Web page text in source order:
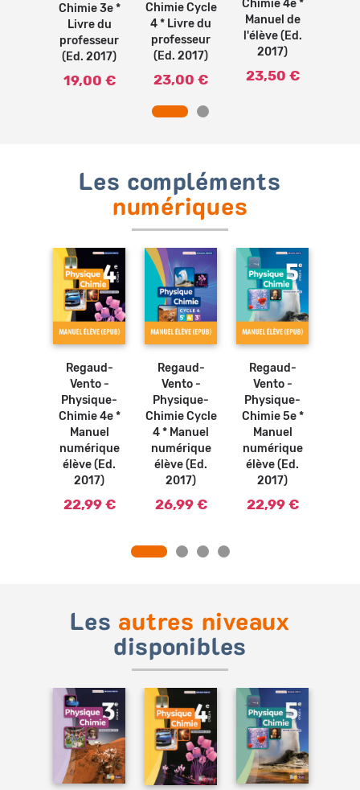
Chimie 3e *
Livre du
professeur
(Ed. 2017)
19,00 €
Chimie Cycle
4 * Livre du
professeur
(Ed. 2017)
23,00 €
Chimie 4e *
Manuel de
l'élève (Ed.
2017)
23,50 €
Les compléments
numériques
Regaud-
Vento -
Physique-
Chimie 4e *
Manuel
numérique
élève (Ed.
2017)
22,99 €
Regaud-
Vento -
Physique-
Chimie Cycle
4 * Manuel
numérique
élève (Ed.
2017)
26,99 €
Regaud-
Vento -
Physique-
Chimie 5e *
Manuel
numérique
élève (Ed.
2017)
22,99 €
Les autres niveaux
disponibles
Ajouter
au
Ajouter
au
Ajouter
au